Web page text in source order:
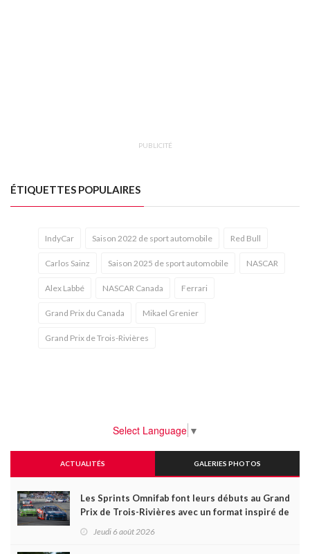
PUBLICITÉ
ÉTIQUETTES POPULAIRES
IndyCar Saison 2022 de sport automobile Red Bull
Carlos Sainz Saison 2025 de sport automobile NASCAR
Alex Labbé NASCAR Canada Ferrari
Grand Prix du Canada Mikael Grenier
Grand Prix de Trois-Rivières
Select Language ▼
ACTUALITÉS GALERIES PHOTOS
Les Sprints Omnifab font leurs débuts au Grand
Prix de Trois-Rivières avec un format inspiré de
Jeudi 6 août 2026